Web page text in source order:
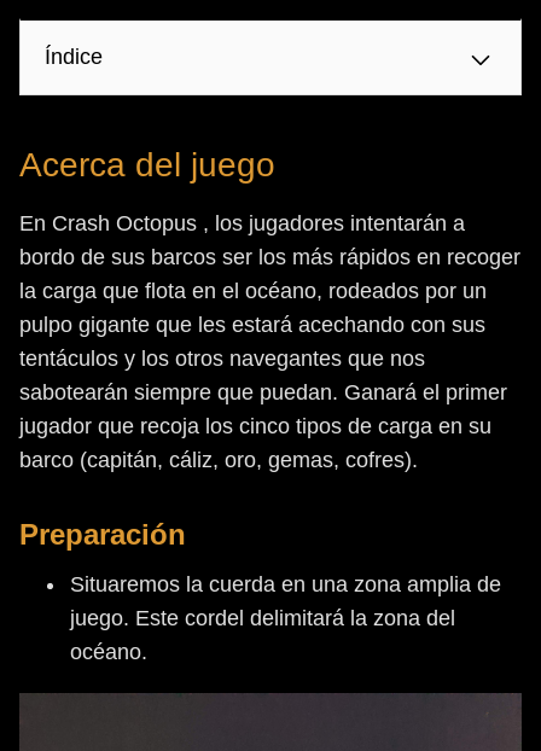
Índice
Acerca del juego
En Crash Octopus , los jugadores intentarán a
bordo de sus barcos ser los más rápidos en recoger
la carga que flota en el océano, rodeados por un
pulpo gigante que les estará acechando con sus
tentáculos y los otros navegantes que nos
sabotearán siempre que puedan. Ganará el primer
jugador que recoja los cinco tipos de carga en su
barco (capitán, cáliz, oro, gemas, cofres).
Preparación
Situaremos la cuerda en una zona amplia de
juego. Este cordel delimitará la zona del
océano.